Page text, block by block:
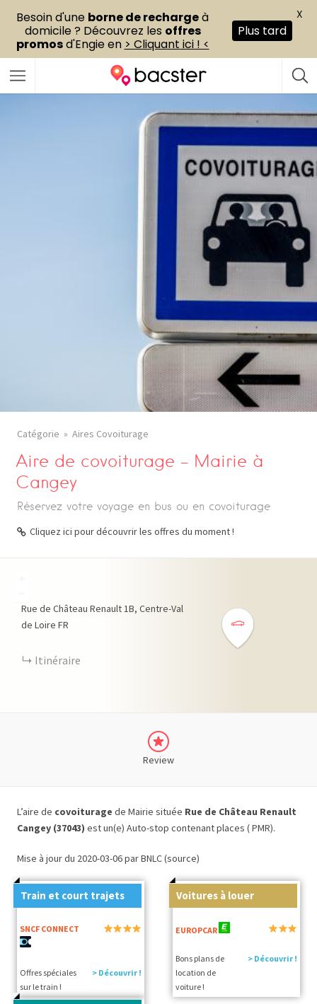
Catégorie Aires Covoiturage
Aire de covoiturage – Mairie à
Cangey
Réservez votre voyage en bus ou en covoiturage
Cliquez ici pour découvrir les offres du moment !
Rue de Château Renault1B Centre-Val
de Loire FR
Itinéraire
Review
L’aire de covoiturage de Mairie située Rue de Château Renault
Cangey (37043) est un(e) Auto-stop contenant places ( PMR).
Mise à jour du 2020-03-06 par BNLC (source)
Train et court trajets
SNCF CONNECT
Offres spéciales
sur le train !
> Découvrir !
Voitures à louer
EUROPCAR
Bons plans de
location de
voiture !
> Découvrir !
Besoin d'une borne de rechargeà
domicile ? Découvrez les offres
promosd'Engie en > Cliquant ici ! <
Plus tard
X